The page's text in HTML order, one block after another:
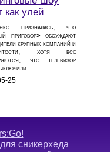
как улей
призналась, что
приговор» обсуждают
крупных компаний и
хотя все
что телевизор
25
сникерхеда